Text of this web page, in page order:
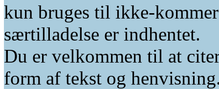
kun bruges til ikke-
særtilladelse er indhentet.
Du er velkommen til at
form af tekst og